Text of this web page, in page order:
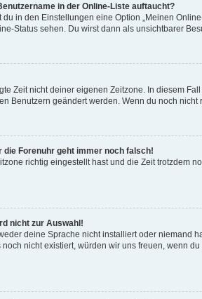
in der Online-Liste auftaucht?
in den Einstellungen eine Option „Meinen
Status sehen. Du wirst dann als unsichtbarer
Zeit nicht deiner eigenen Zeitzone. In diesem
Benutzern geändert werden. Wenn du noch nicht
die Forenuhr geht immer noch falsch!
richtig eingestellt hast und die Zeit trotzdem
nicht zur Auswahl!
deine Sprache nicht installiert oder niemand
nicht existiert, würden wir uns freuen, wenn